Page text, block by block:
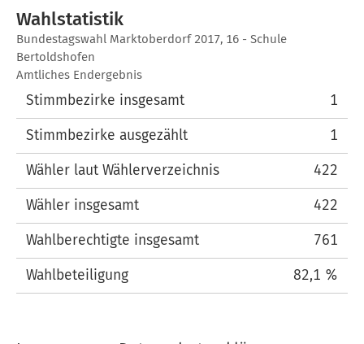
Wahlstatistik
Wahlstatistik
Bundestagswahl Marktoberdorf 2017, 16 - Schule
Bertoldshofen
Amtliches Endergebnis
Stimmbezirke insgesamt 1
Stimmbezirke ausgezählt 1
Wähler laut Wählerverzeichnis 422
Wähler insgesamt 422
Wahlberechtigte insgesamt 761
Wahlbeteiligung 82,1 %